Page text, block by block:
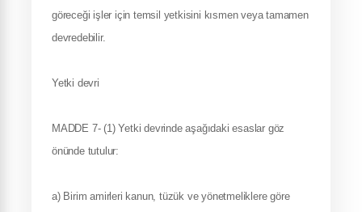
göreceği işler için temsil yetkisini kısmen veya tamamen
devredebilir.
Yetki devri
MADDE 7- (1) Yetki devrinde aşağıdaki esaslar göz
önünde tutulur:
a) Birim amirleri kanun, tüzük ve yönetmeliklere göre